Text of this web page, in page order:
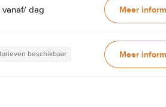
vanaf/ dag Meer
beschikbaar Meer